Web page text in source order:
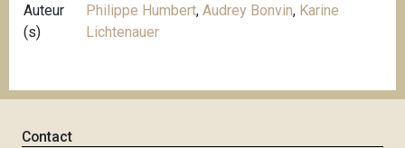
Auteur
(s)
Philippe Humbert,Audrey Bonvin, Karine
Lichtenauer
Contact